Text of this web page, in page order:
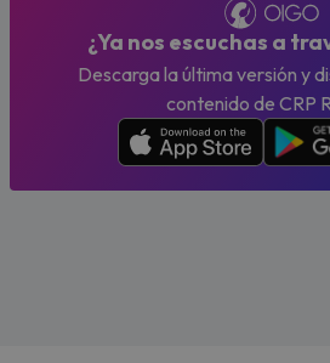
¿Ya nos escuchas a
Descarga la última versión y
contenido de CRP